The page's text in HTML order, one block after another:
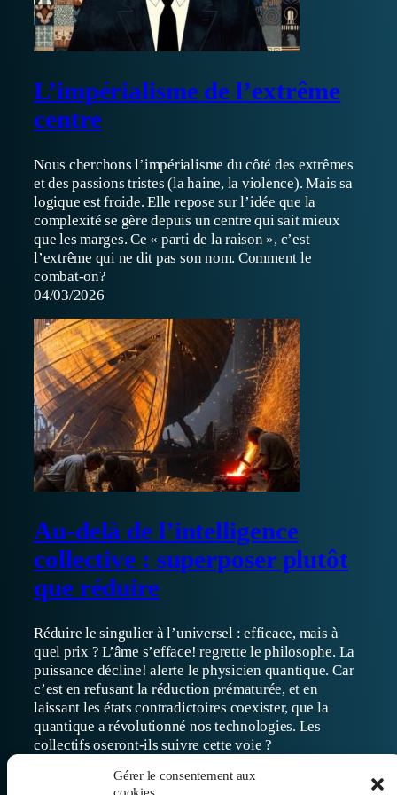
Gérer le consentement aux
L’impérialisme de l’extrême
centre
Nous cherchons l’impérialisme du côté des extrêmes
et des passions tristes (la haine, la violence). Mais sa
logique est froide. Elle repose sur l’idée que la
complexité se gère depuis un centre qui sait mieux
que les marges. Ce « parti de la raison », c’est
l’extrême qui ne dit pas son nom. Comment le
combat-on?
04/03/2026
Au-delà de l’intelligence
collective : superposer plutôt
que réduire
Réduire le singulier à l’universel : efficace, mais à
quel prix ? L’âme s’efface! regrette le philosophe. La
puissance décline! alerte le physicien quantique. Car
c’est en refusant la réduction prématurée, et en
laissant les états contradictoires coexister, que la
quantique a révolutionné nos technologies. Les
collectifs oseront-ils suivre cette voie ?